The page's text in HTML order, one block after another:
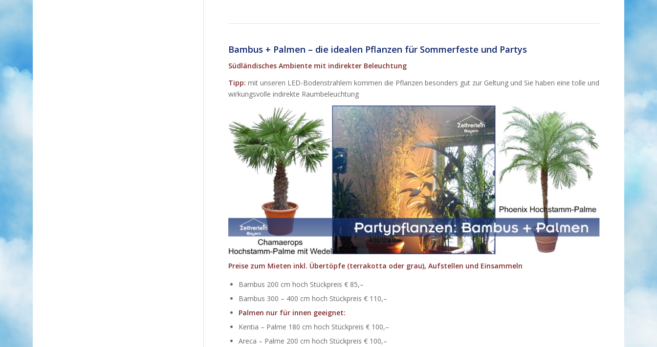
Bambus + Palmen – die idealen Pflanzen für Sommerfeste und Partys
Südländisches Ambiente mit indirekter Beleuchtung
Tipp: mit unseren LED-Bodenstrahlern kommen die Pflanzen besonders gut zur Geltung und Sie haben eine tolle und
wirkungsvolle indirekte Raumbeleuchtung
Preise zum Mieten inkl. Übertöpfe (terrakotta oder grau), Aufstellen und Einsammeln
Bambus 200 cm hoch Stückpreis € 85,–
Bambus 300 – 400 cm hoch Stückpreis € 110,–
Palmen nur für innen geeignet:
Kentia – Palme 180 cm hoch Stückpreis € 100,–
Areca – Palme 200 cm hoch Stückpreis € 100,–